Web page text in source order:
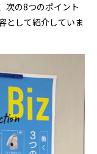
次の8つのポイント
として紹介していま